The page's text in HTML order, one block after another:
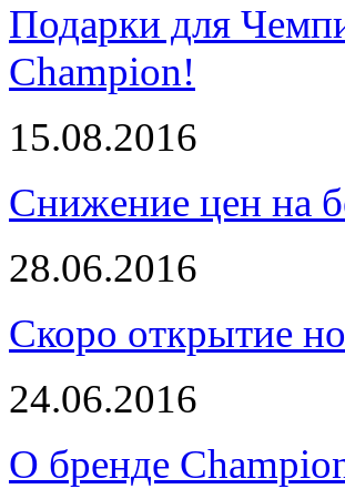
Подарки для
Champion!
15.08.2016
Снижение цен на
28.06.2016
Скоро открытие
24.06.2016
О бренде